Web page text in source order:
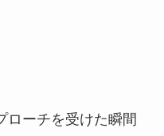
ローチを受けた瞬間